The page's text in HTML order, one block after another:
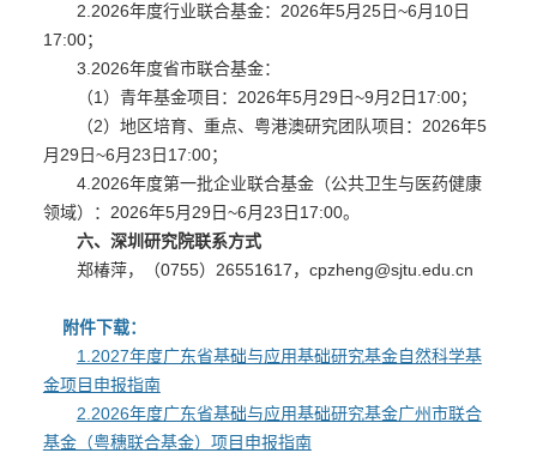
2.2026年度行业联合基金：2026年5月25日~6月10日
17:00；
3.2026年度省市联合基金：
（1）青年基金项目：2026年5月29日~9月2日17:00；
（2）地区培育、重点、粤港澳研究团队项目：2026年5
月29日~6月23日17:00；
4.2026年度第一批企业联合基金（公共卫生与医药健康
领域）：2026年5月29日~6月23日17:00。
六、深圳研究院联系方式
郑椿萍，（0755）26551617，cpzheng@sjtu.edu.cn
附件下载：
1.2027年度广东省基础与应用基础研究基金自然科学基
金项目申报指南
2.2026年度广东省基础与应用基础研究基金广州市联合
基金（粤穗联合基金）项目申报指南